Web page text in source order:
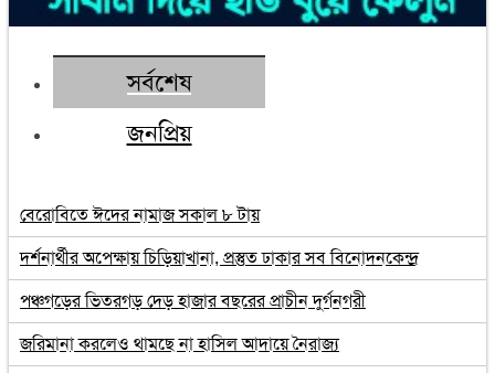
সর্বশেষ
জনপ্রিয়
বেরোবিতে ঈদের নামাজ সকাল ৮ টায়
দর্শনার্থীর অপেক্ষায় চিড়িয়াখানা, প্রস্তুত ঢাকার সব বিনোদনকেন্দ্র
পঞ্চগড়ের ভিতরগড় দেড় হাজার বছরের প্রাচীন দুর্গনগরী
জরিমানা করলেও থামছে না হাসিল আদায়ে নৈরাজ্য